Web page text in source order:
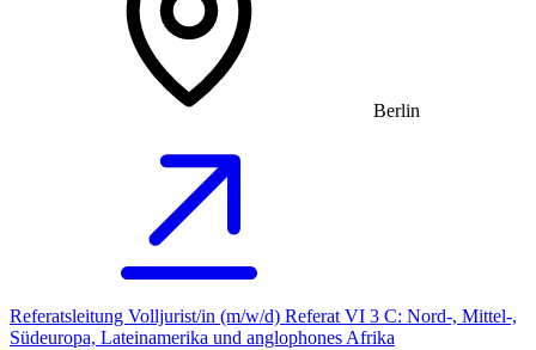
Berlin
Referatsleitung Volljurist/in (m/w/d) Referat VI 3 C: Nord-, Mittel-,
Südeuropa, Lateinamerika und anglophones Afrika